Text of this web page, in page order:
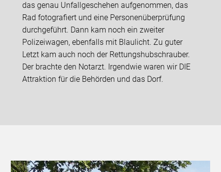
das genau Unfallgeschehen aufgenommen, das
Rad fotografiert und eine Personenüberprüfung
durchgeführt. Dann kam noch ein zweiter
Polizeiwagen, ebenfalls mit Blaulicht. Zu guter
Letzt kam auch noch der Rettungshubschrauber.
Der brachte den Notarzt. Irgendwie waren wir DIE
Attraktion für die Behörden und das Dorf.